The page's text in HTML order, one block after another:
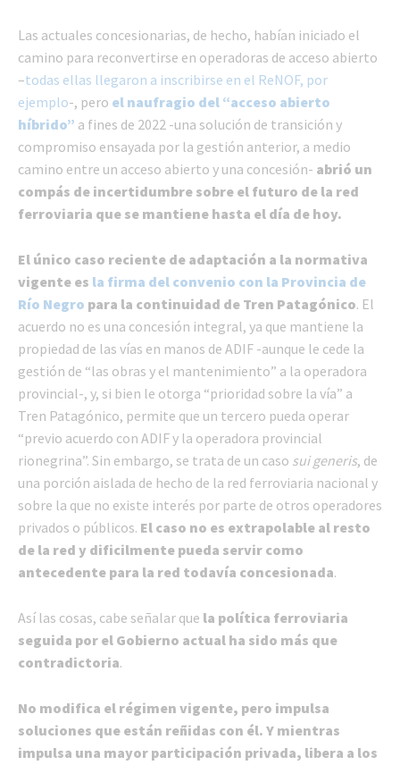
Las actuales concesionarias, de hecho, habían iniciado el
camino para reconvertirse en operadoras de acceso abierto
–todas ellas llegaron a inscribirse en el ReNOF, por
ejemplo-, pero el naufragio del “acceso abierto
híbrido” a fines de 2022 -una solución de transición y
compromiso ensayada por la gestión anterior, a medio
camino entre un acceso abierto y una concesión- abrió un
compás de incertidumbre sobre el futuro de la red
ferroviaria que se mantiene hasta el día de hoy.
El único caso reciente de adaptación a la normativa
vigente es la firma del convenio con la Provincia de
Río Negro para la continuidad de Tren Patagónico. El
acuerdo no es una concesión integral, ya que mantiene la
propiedad de las vías en manos de ADIF -aunque le cede la
gestión de “las obras y el mantenimiento” a la operadora
provincial-, y, si bien le otorga “prioridad sobre la vía” a
Tren Patagónico, permite que un tercero pueda operar
“previo acuerdo con ADIF y la operadora provincial
rionegrina”. Sin embargo, se trata de un caso sui generis, de
una porción aislada de hecho de la red ferroviaria nacional y
sobre la que no existe interés por parte de otros operadores
privados o públicos. El caso no es extrapolable al resto
de la red y dificilmente pueda servir como
antecedente para la red todavía concesionada.
Así las cosas, cabe señalar que la política ferroviaria
seguida por el Gobierno actual ha sido más que
contradictoria.
No modifica el régimen vigente, pero impulsa
soluciones que están reñidas con él. Y mientras
impulsa una mayor participación privada, libera a los